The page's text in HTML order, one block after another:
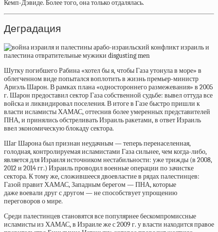
Кемп-Дэвиде. Более того, она только отдалялась.
Деградация
Шутку погибшего Рабина «хотел бы я, чтобы Газа утонула в море» в
облегченном виде попытался воплотить в жизнь премьер-министр
Ариэль Шарон. В рамках плана «одностороннего размежевания» в 2005
г. Шарон предоставил сектор Газа собственной судьбе: вывел оттуда все
войска и ликвидировал поселения. В итоге в Газе быстро пришли к
власти исламисты ХАМАС, оттеснив более умеренных представителей
ПНА, и принялись обстреливать Израиль ракетами, в ответ Израиль
ввел экономическую блокаду сектора.
Шаг Шарона был признан неудачным — теперь перенаселенная,
голодная, контролируемая исламистами Газа сильнее, чем когда-либо,
является для Израиля источником нестабильности: уже трижды (в 2008,
2012 и 2014 гг.) Израиль проводил военные операции по зачистке
сектора. К тому же, сложившееся двоевластие в рядах палестинцев:
Газой правит ХАМАС, Западным берегом — ПНА, которые
дажевоевали друг с другом — не способствует упрощению
переговоров о мире.
Среди палестинцев становятся все популярнее бескомпромиссные
исламисты из ХАМАС, в Израиле же с 2009 г. у власти находится правое